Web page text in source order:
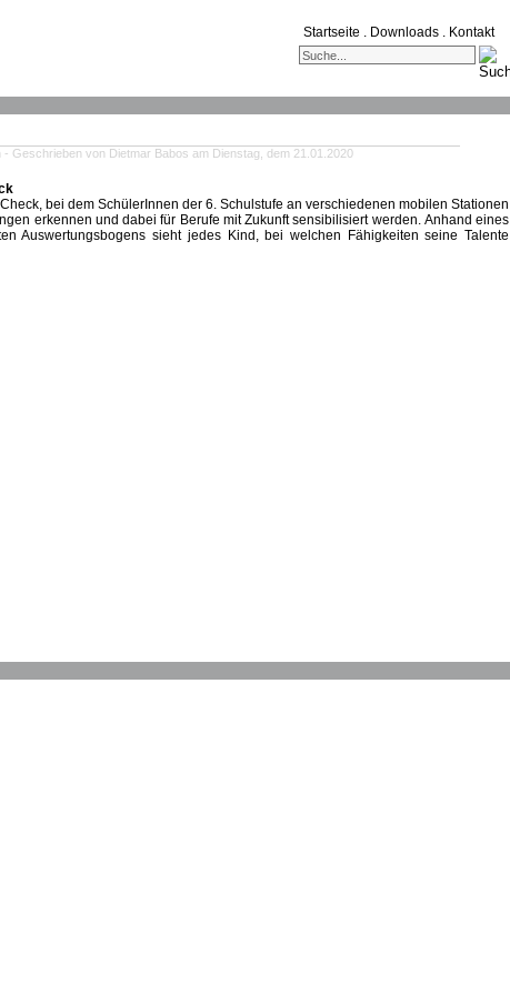
Startseite . Downloads . Kontakt
- Geschrieben von Dietmar Babos am Dienstag, dem 21.01.2020
bei dem SchülerInnen der 6. Schulstufe an verschiedenen mobilen Stationen
erkennen und dabei für Berufe mit Zukunft sensibilisiert werden. Anhand eines
Auswertungsbogens sieht jedes Kind, bei welchen Fähigkeiten seine Talente